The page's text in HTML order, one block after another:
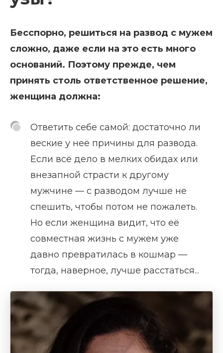
Бесспорно, решиться на развод с мужем
сложно, даже если на это есть много
оснований. Поэтому прежде, чем
принять столь ответственное решение,
женщина должна:
Ответить себе самой: достаточно ли
веские у неё причины для развода.
Если всё дело в мелких обидах или
внезапной страсти к другому
мужчине — с разводом лучше не
спешить, чтобы потом не пожалеть.
Но если женщина видит, что её
совместная жизнь с мужем уже
давно превратилась в кошмар —
тогда, наверное, лучше расстаться...